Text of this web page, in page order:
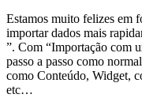
Estamos muito felizes em
importar dados mais
”. Com “Importação com
passo a passo como
como Conteúdo, Widget,
etc…